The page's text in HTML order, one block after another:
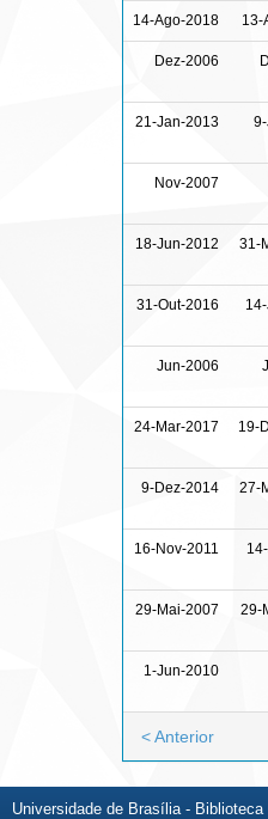
14-Ago-2018 13-
Dez-2006
21-Jan-2013
Nov-2007
18-Jun-2012 31-
31-Out-2016
Jun-2006
24-Mar-2017 19-
9-Dez-2014 27-
16-Nov-2011
29-Mai-2007 29-
1-Jun-2010
< Anterior
Universidade de Brasília - Biblioteca